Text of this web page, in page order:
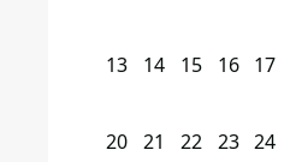
13 14 15 16 17
20 21 22 23 24